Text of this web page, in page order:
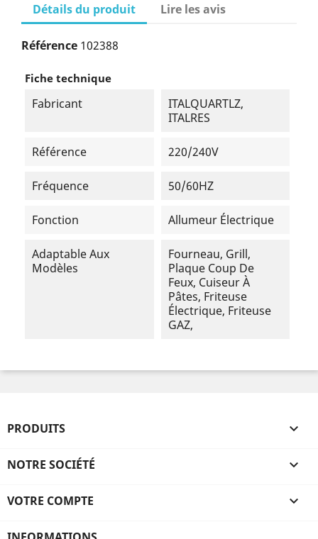
Détails du produit Lire les avis
Référence 102388
Fiche technique
Fabricant
ITALQUARTLZ,
ITALRES
Référence 220/240V
Fréquence 50/60HZ
Fonction Allumeur Électrique
Adaptable Aux
Modèles
Fourneau, Grill,
Plaque Coup De
Feux, Cuiseur À
Pâtes, Friteuse
Électrique, Friteuse
GAZ,
PRODUITS 
NOTRE SOCIÉTÉ 
VOTRE COMPTE 